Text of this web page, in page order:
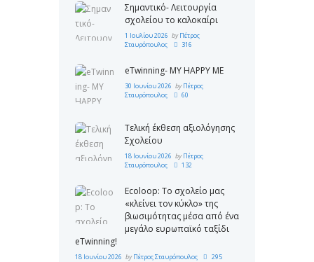
Σημαντικό- Λειτουργία
σχολείου το καλοκαίρι
1 Ιουλίου 2026 byΠέτρος
Σταυρόπουλος
316
eTwinning- MY HAPPY ME
30 Ιουνίου 2026 byΠέτρος
Σταυρόπουλος
60
Τελική έκθεση αξιολόγησης
Σχολείου
18 Ιουνίου 2026 byΠέτρος
Σταυρόπουλος
132
Ecoloop: Το σχολείο μας
«κλείνει τον κύκλο» της
βιωσιμότητας μέσα από ένα
μεγάλο ευρωπαϊκό ταξίδι
eTwinning!
18 Ιουνίου 2026 byΠέτρος Σταυρόπουλος 295